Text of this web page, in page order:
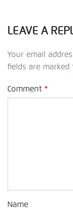
LEAVE A
Your email
fields are marked
Comment *
Name